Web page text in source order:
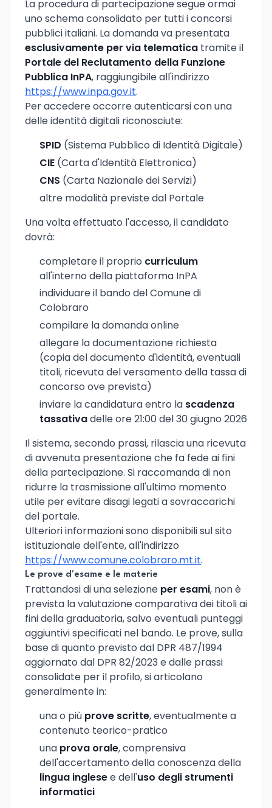
La procedura di partecipazione segue ormai
uno schema consolidato per tutti i concorsi
pubblici italiani. La domanda va presentata
esclusivamente per via telematica tramite il
Portale del Reclutamento della Funzione
Pubblica InPA, raggiungibile all'indirizzo
https://www.inpa.gov.it.
Per accedere occorre autenticarsi con una
delle identità digitali riconosciute:
SPID (Sistema Pubblico di Identità Digitale)
CIE (Carta d'Identità Elettronica)
CNS (Carta Nazionale dei Servizi)
altre modalità previste dal Portale
Una volta effettuato l'accesso, il candidato
dovrà:
completare il proprio curriculum
all'interno della piattaforma InPA
individuare il bando del Comune di
Colobraro
compilare la domanda online
allegare la documentazione richiesta
(copia del documento d'identità, eventuali
titoli, ricevuta del versamento della tassa di
concorso ove prevista)
inviare la candidatura entro la scadenza
tassativadelle ore 21:00 del 30 giugno 2026
Il sistema, secondo prassi, rilascia una ricevuta
di avvenuta presentazione che fa fede ai fini
della partecipazione. Si raccomanda di non
ridurre la trasmissione all'ultimo momento
utile per evitare disagi legati a sovraccarichi
del portale.
Ulteriori informazioni sono disponibili sul sito
istituzionale dell'ente, all'indirizzo
https://www.comune.colobraro.mt.it.
Le prove d'esame e le materie
Trattandosi di una selezione per esami, non è
prevista la valutazione comparativa dei titoli ai
fini della graduatoria, salvo eventuali punteggi
aggiuntivi specificati nel bando. Le prove, sulla
base di quanto previsto dal DPR 487/1994
aggiornato dal DPR 82/2023 e dalle prassi
consolidate per il profilo, si articolano
generalmente in:
una o più prove scritte, eventualmente a
contenuto teorico-pratico
una prova orale, comprensiva
dell'accertamento della conoscenza della
lingua inglesee dell'uso degli strumenti
informatici